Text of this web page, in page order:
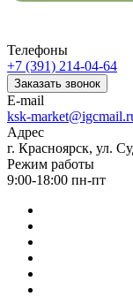
Телефоны
+7 (391) 214-04-64
Заказать звонок
E-mail
ksk-
Адрес
г. Красноярск, ул.
Режим работы
9:00-18:00 пн-пт